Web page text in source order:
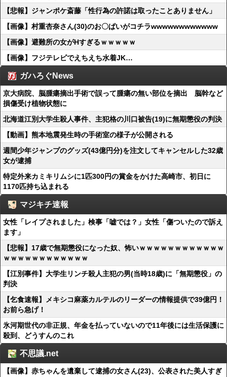
【悲報】ジャンポケ斎藤「性行為の許諾は取ったことありません」
【画像】村重杏奈さん(30)のお〇ぱいがコチラwwwwwwwwwwww
【画像】避難所の女がHすぎるｗｗｗｗｗ
【画像】フジテレビでえちえち水着JK…
ガハろぐNews
京大病院、脳腫瘍摘出手術で誤って腫瘍の無い部位を摘出 脳幹など
損傷受け植物状態に
北海道江別大学生殺人事件、主犯格の川口被告(19)に無期懲役の判決
【動画】熊本地震発生時の手術室の様子が公開される
週間少年ジャンプのグッズ(43億円分)を注文してキャンセルした32歳
女が逮捕
特定外来カミキリムシに1匹300円の賞金をかけた高崎市、初日に
1170匹持ち込まれる
マジキチ速報
女性「レイプされました」検事「嘘では？」女性「傷ついたので訴え
ます」
【悲報】17歳で無期懲役になった奴、怖いｗｗｗｗｗｗｗｗｗｗｗｗ
ｗｗｗｗｗｗｗｗｗｗｗｗ
【江別事件】大学生リンチ殺人主犯の男(当時18歳)に「無期懲役」の
判決
【乞食速報】メキシコ麻薬カルテルのリーダーの情報提供で39億円！
お前ら急げ！
氷河期世代の非正規、年金を払っていないので11年後には生活保護に
殺到、どうすんのこれ
不思議.net
【画像】赤ちゃんを遺棄して逮捕の女さん(23)、公表された美人すぎ